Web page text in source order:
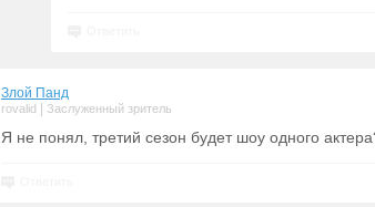
Злой Панд
rovalid Заслуженный зритель
Я не понял, третий сезон будет шоу одного